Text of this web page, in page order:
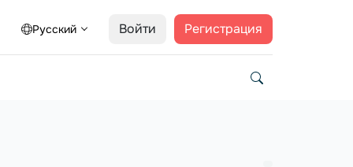
Русский Войти Регистрация